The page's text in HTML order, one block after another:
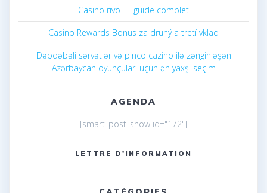
Casino rivo — guide complet
Casino Rewards Bonus za druhý a tretí vklad
Dəbdəbəli sərvətlər və pinco cazino ilə zənginləşən
Azərbaycan oyunçuları üçün ən yaxşı seçim
AGENDA
[smart_post_show id="172"]
LETTRE D'INFORMATION